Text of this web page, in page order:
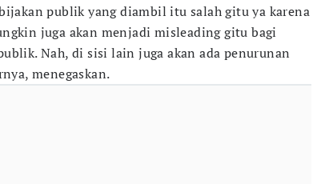
publik yang diambil itu salah gitu ya karena
juga akan menjadi misleading gitu bagi
Nah, di sisi lain juga akan ada penurunan
menegaskan.